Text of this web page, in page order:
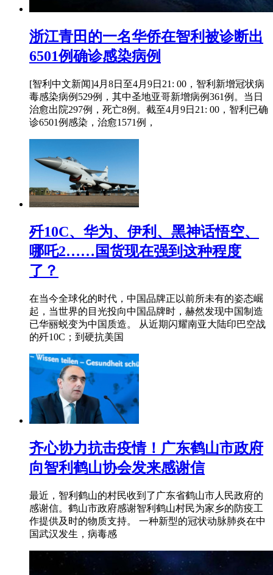
浙江青田的一名华侨在智利被诊断出
6501例确诊感染病例
[智利中文新闻]4月8日至4月9日21: 00，智利新增冠状病
毒感染病例529例，其中圣地亚哥新增病例361例。当日
治愈出院297例，死亡8例。截至4月9日21: 00，智利已确
诊6501例感染，治愈1571例，
歼10C、华为、伊利、黑神话悟空、
哪吒2……国货现在强到这种程度
了？
在当今全球化的时代，中国品牌正以前所未有的姿态崛
起，当世界的目光投向中国品牌时，赫然发现中国制造
已华丽蜕变为中国质造。 从近期闪耀南亚大陆印巴空战
的歼10C；到硬抗美国
齐心协力抗击疫情！广东鹤山市政府
向智利鹤山协会发来感谢信
最近，智利鹤山的村民收到了广东省鹤山市人民政府的
感谢信。鹤山市政府感谢智利鹤山村民为家乡的防疫工
作提供及时的物质支持。 一种新型的冠状动脉肺炎在中
国武汉发生，病毒感